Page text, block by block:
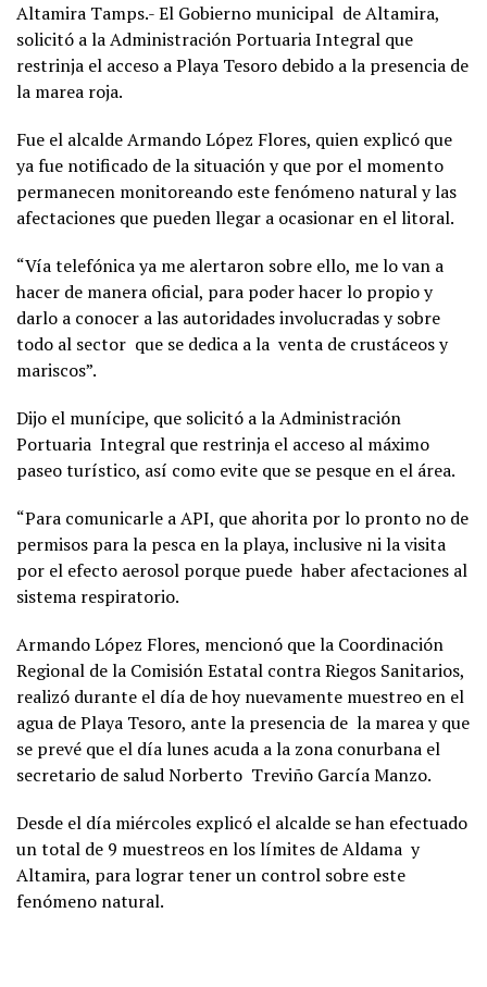
Altamira Tamps.- El Gobierno municipal de Altamira,
solicitó a la Administración Portuaria Integral que
restrinja el acceso a Playa Tesoro debido a la presencia de
la marea roja.
Fue el alcalde Armando López Flores, quien explicó que
ya fue notificado de la situación y que por el momento
permanecen monitoreando este fenómeno natural y las
afectaciones que pueden llegar a ocasionar en el litoral.
“Vía telefónica ya me alertaron sobre ello, me lo van a
hacer de manera oficial, para poder hacer lo propio y
darlo a conocer a las autoridades involucradas y sobre
todo al sector que se dedica a la venta de crustáceos y
mariscos”.
Dijo el munícipe, que solicitó a la Administración
Portuaria Integral que restrinja el acceso al máximo
paseo turístico, así como evite que se pesque en el área.
“Para comunicarle a API, que ahorita por lo pronto no de
permisos para la pesca en la playa, inclusive ni la visita
por el efecto aerosol porque puede haber afectaciones al
sistema respiratorio.
Armando López Flores, mencionó que la Coordinación
Regional de la Comisión Estatal contra Riegos Sanitarios,
realizó durante el día de hoy nuevamente muestreo en el
agua de Playa Tesoro, ante la presencia de la marea y que
se prevé que el día lunes acuda a la zona conurbana el
secretario de salud Norberto Treviño García Manzo.
Desde el día miércoles explicó el alcalde se han efectuado
un total de 9 muestreos en los límites de Aldama y
Altamira, para lograr tener un control sobre este
fenómeno natural.